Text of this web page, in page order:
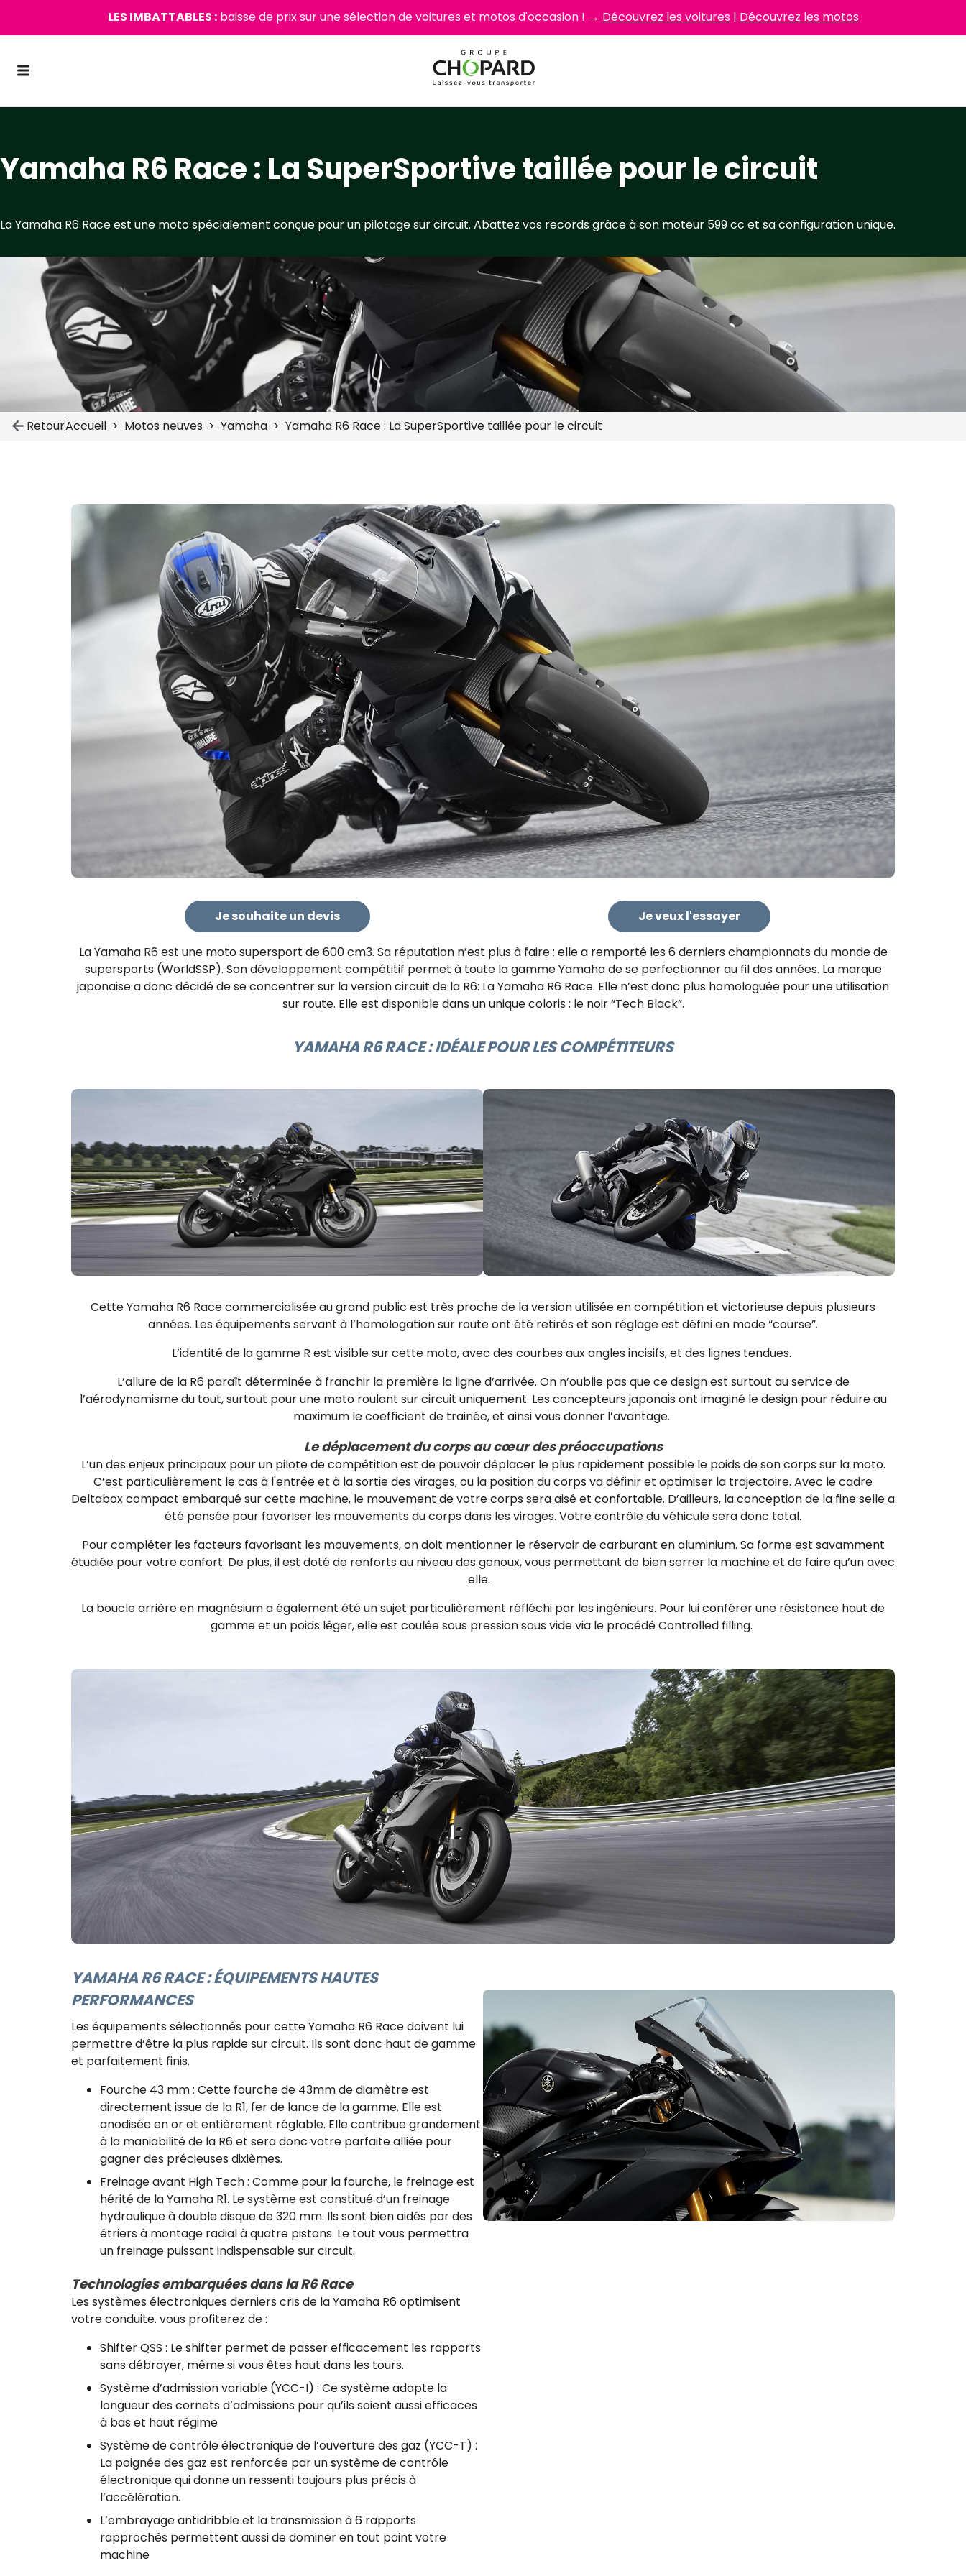
LES IMBATTABLES :baisse de prix sur une sélection de voitures et motos d'occasion ! → Découvrez les voitures| Découvrez les motos
Yamaha R6 Race : La SuperSportive taillée pour le circuit
La Yamaha R6 Race est une moto spécialement conçue pour un pilotage sur circuit. Abattez vos records grâce à son moteur 599 cc et sa configuration unique.
RetourAccueil Motos neuves Yamaha Yamaha R6 Race : La SuperSportive taillée pour le circuit
Je souhaite un devis Je veux l'essayer
La Yamaha R6 est une moto supersport de 600 cm3. Sa réputation n’est plus à faire : elle a remporté les 6 derniers championnats du monde de
supersports (WorldSSP). Son développement compétitif permet à toute la gamme Yamaha de se perfectionner au fil des années. La marque
japonaise a donc décidé de se concentrer sur la version circuit de la R6: La Yamaha R6 Race. Elle n’est donc plus homologuée pour une utilisation
sur route. Elle est disponible dans un unique coloris : le noir “Tech Black”.
YAMAHA R6 RACE : IDÉALE POUR LES COMPÉTITEURS
Cette Yamaha R6 Race commercialisée au grand public est très proche de la version utilisée en compétition et victorieuse depuis plusieurs
années. Les équipements servant à l’homologation sur route ont été retirés et son réglage est défini en mode “course”.
L’identité de la gamme R est visible sur cette moto, avec des courbes aux angles incisifs, et des lignes tendues.
L’allure de la R6 paraît déterminée à franchir la première la ligne d’arrivée. On n’oublie pas que ce design est surtout au service de
l’aérodynamisme du tout, surtout pour une moto roulant sur circuit uniquement. Les concepteurs japonais ont imaginé le design pour réduire au
maximum le coefficient de trainée, et ainsi vous donner l’avantage.
Le déplacement du corps au cœur des préoccupations
L’un des enjeux principaux pour un pilote de compétition est de pouvoir déplacer le plus rapidement possible le poids de son corps sur la moto.
C’est particulièrement le cas à l'entrée et à la sortie des virages, ou la position du corps va définir et optimiser la trajectoire. Avec le cadre
Deltabox compact embarqué sur cette machine, le mouvement de votre corps sera aisé et confortable. D’ailleurs, la conception de la fine selle a
été pensée pour favoriser les mouvements du corps dans les virages. Votre contrôle du véhicule sera donc total.
Pour compléter les facteurs favorisant les mouvements, on doit mentionner le réservoir de carburant en aluminium. Sa forme est savamment
étudiée pour votre confort. De plus, il est doté de renforts au niveau des genoux, vous permettant de bien serrer la machine et de faire qu’un avec
elle.
La boucle arrière en magnésium a également été un sujet particulièrement réfléchi par les ingénieurs. Pour lui conférer une résistance haut de
gamme et un poids léger, elle est coulée sous pression sous vide via le procédé Controlled filling.
YAMAHA R6 RACE : ÉQUIPEMENTS HAUTES
PERFORMANCES
Les équipements sélectionnés pour cette Yamaha R6 Race doivent lui
permettre d’être la plus rapide sur circuit. Ils sont donc haut de gamme
et parfaitement finis.
Fourche 43 mm : Cette fourche de 43mm de diamètre est
directement issue de la R1, fer de lance de la gamme. Elle est
anodisée en or et entièrement réglable. Elle contribue grandement
à la maniabilité de la R6 et sera donc votre parfaite alliée pour
gagner des précieuses dixièmes.
Freinage avant High Tech : Comme pour la fourche, le freinage est
hérité de la Yamaha R1. Le système est constitué d’un freinage
hydraulique à double disque de 320 mm. Ils sont bien aidés par des
étriers à montage radial à quatre pistons. Le tout vous permettra
un freinage puissant indispensable sur circuit.
Technologies embarquées dans la R6 Race
Les systèmes électroniques derniers cris de la Yamaha R6 optimisent
votre conduite. vous profiterez de :
Shifter QSS : Le shifter permet de passer efficacement les rapports
sans débrayer, même si vous êtes haut dans les tours.
Système d’admission variable (YCC-I) : Ce système adapte la
longueur des cornets d’admissions pour qu’ils soient aussi efficaces
à bas et haut régime
Système de contrôle électronique de l’ouverture des gaz (YCC-T) :
La poignée des gaz est renforcée par un système de contrôle
électronique qui donne un ressenti toujours plus précis à
l’accélération.
L’embrayage antidribble et la transmission à 6 rapports
rapprochés permettent aussi de dominer en tout point votre
machine